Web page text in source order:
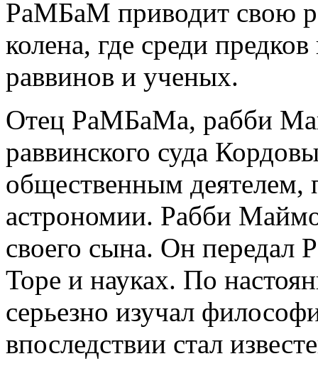
РаМБаМ приводит свою
колена, где среди
раввинов и ученых.
Отец РаМБаМа, рабби
раввинского суда
общественным деятелем,
астрономии. Рабби
своего сына. Он
Торе и науках. По
серьезно изучал
впоследствии стал